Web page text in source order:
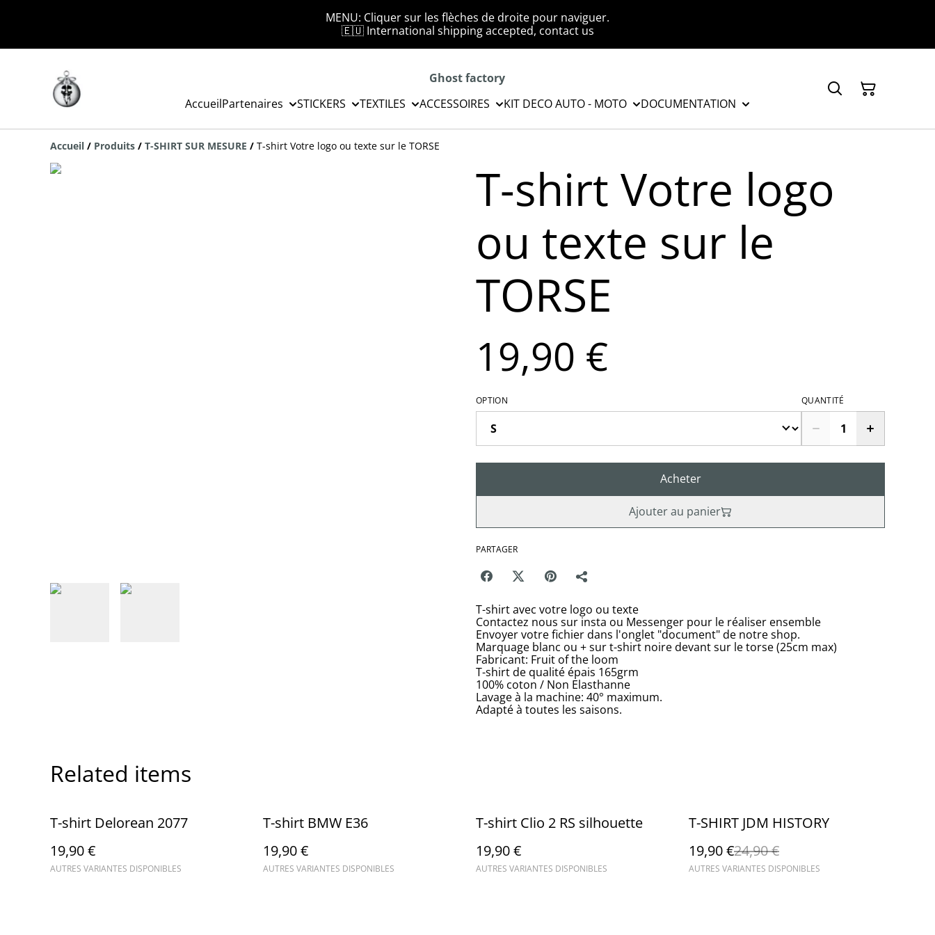
MENU: Cliquer sur les flèches de droite pour naviguer.
🇪🇺 International shipping accepted, contact us
Ghost factory
AccueilPartenaires STICKERS TEXTILES ACCESSOIRES KIT DECO AUTO - MOTO DOCUMENTATION
Accueil / Produits / T-SHIRT SUR MESURE / T-shirt Votre logo ou texte sur le TORSE
T-shirt Votre logo
ou texte sur le
TORSE
19,90 €
OPTION QUANTITÉ
Acheter
Ajouter au panier
PARTAGER
T-shirt avec votre logo ou texte
Contactez nous sur insta ou Messenger pour le réaliser ensemble
Envoyer votre fichier dans l'onglet "document" de notre shop.
Marquage blanc ou + sur t-shirt noire devant sur le torse (25cm max)
Fabricant: Fruit of the loom
T-shirt de qualité épais 165grm
100% coton / Non Elasthanne
Lavage à la machine: 40° maximum.
Adapté à toutes les saisons.
Related items
T-shirt Delorean 2077
19,90 €
AUTRES VARIANTES DISPONIBLES
T-shirt BMW E36
19,90 €
AUTRES VARIANTES DISPONIBLES
T-shirt Clio 2 RS silhouette
19,90 €
AUTRES VARIANTES DISPONIBLES
%
T-SHIRT JDM HISTORY
19,90 €24,90 €
AUTRES VARIANTES DISPONIBLES